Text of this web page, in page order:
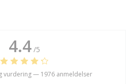
4.4 /5
vurdering — 1976 anmeldelser